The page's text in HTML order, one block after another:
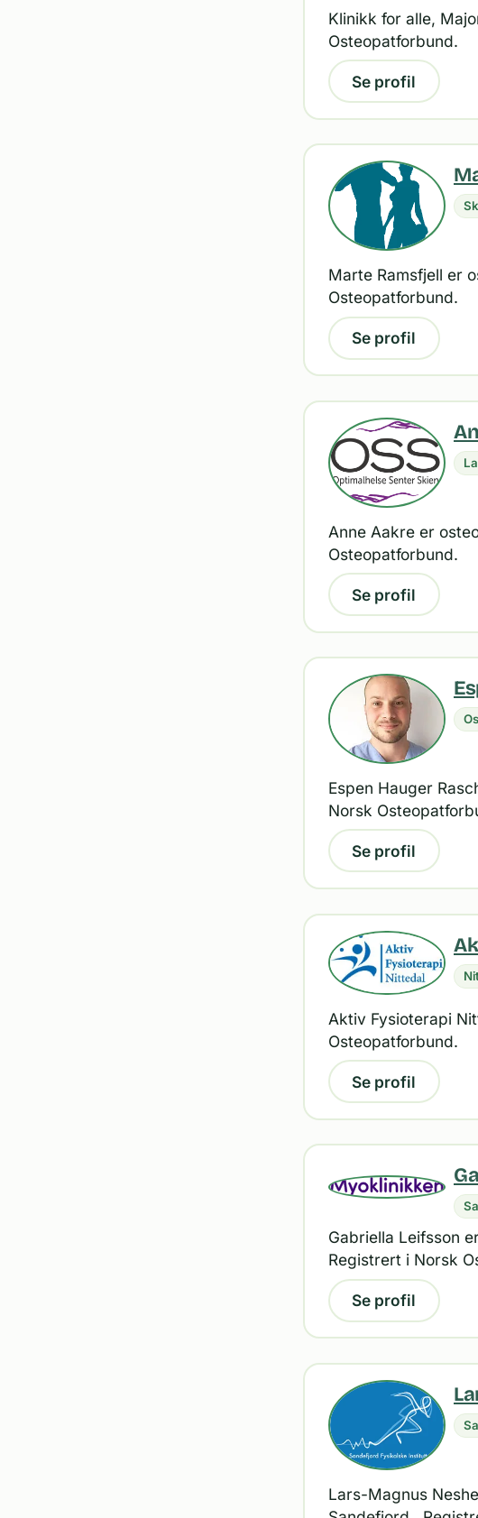
Klinikk for alle,
Osteopatforbund.
Se profil
Marte Ramsfjell er
Osteopatforbund.
Se profil
Anne Aakre er
Osteopatforbund.
Se profil
Espen Hauger
Norsk
Se profil
Aktiv Fysioterapi
Osteopatforbund.
Se profil
Gabriella Leifsson
Registrert i Norsk
Se profil
Lars-Magnus